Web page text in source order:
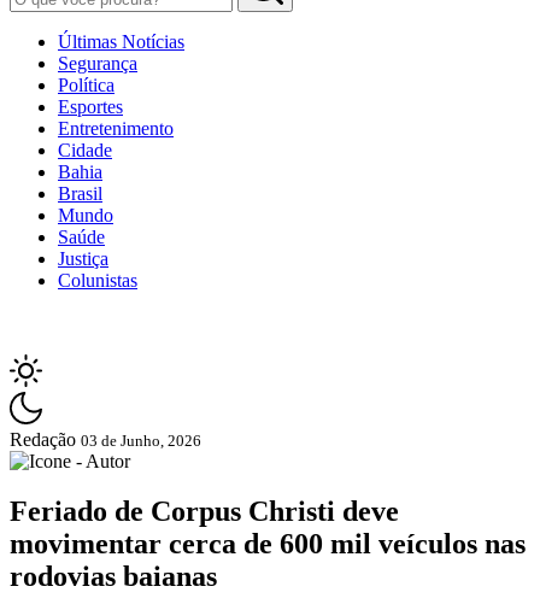
Últimas Notícias
Segurança
Política
Esportes
Entretenimento
Cidade
Bahia
Brasil
Mundo
Saúde
Justiça
Colunistas
Redação 03 de Junho, 2026
Feriado de Corpus Christi deve
movimentar cerca de 600 mil veículos nas
rodovias baianas